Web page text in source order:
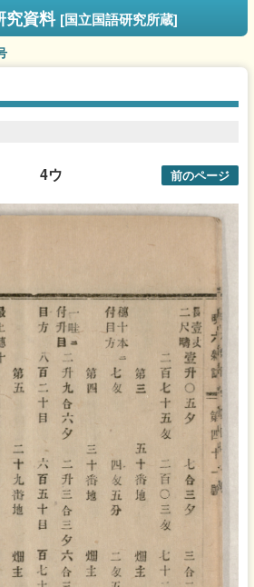
究資料 [国立国語研究所蔵]
4ウ 前のページ